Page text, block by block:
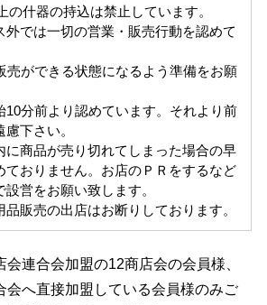
の什器の持込は禁止しています。
外では一切の営業・販売行動を認めて
売ができる状態になるよう準備をお願
10分前より認めています。それより前
下さい。
に商品が売り切れてしまった場合の早
ておりません。お店のＰＲをするなど
設営をお願い致します。
品販売の出店はお断りしております。
会連合会加盟の12商店会の会員様、
会へ直接加盟している会員様のみご